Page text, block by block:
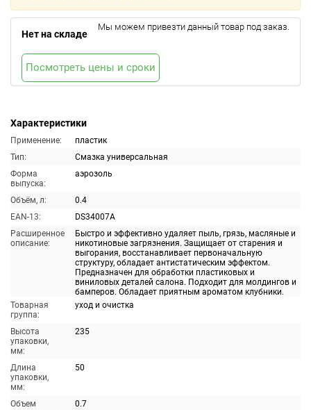
Характеристики
Применение:
пластик
Тип:
Смазка универсальная
Форма
выпуска:
аэрозоль
Объём, л:
0.4
EAN-13:
DS34007A
Расширенное
описание:
Быстро и эффективно удаляет пыль, грязь, масляные и
никотиновые загрязнения. Защищает от старения и
выгорания, восстанавливает первоначальную
структуру, обладает антистатическим эффектом.
Предназначен для обработки пластиковых и
виниловых деталей салона. Подходит для молдингов и
бамперов. Обладает приятным ароматом клубники.
Товарная
группа:
уход и очистка
Высота
упаковки,
мм:
235
Длина
упаковки,
мм:
50
Объем
0.7
Нет на складе
Мы можем привезти данный товар под заказ.
Посмотреть цены и сроки